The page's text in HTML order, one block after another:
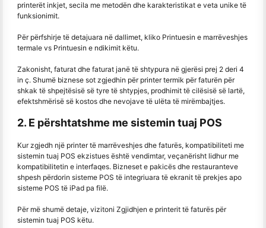
printerët inkjet, secila me metodën dhe karakteristikat e veta unike të
funksionimit.
Për përfshirje të detajuara në dallimet, kliko Printuesin e marrëveshjes
termale vs Printuesin e ndikimit këtu.
Zakonisht, faturat dhe faturat janë të shtypura në gjerësi prej 2 deri 4
in ç. Shumë biznese sot zgjedhin për printer termik për faturën për
shkak të shpejtësisë së tyre të shtypjes, prodhimit të cilësisë së lartë,
efektshmërisë së kostos dhe nevojave të ulëta të mirëmbajtjes.
2. E përshtatshme me sistemin tuaj POS
Kur zgjedh një printer të marrëveshjes dhe faturës, kompatibiliteti me
sistemin tuaj POS ekzistues është vendimtar, veçanërisht lidhur me
kompatibilitetin e interfaqes. Bizneset e pakicës dhe restauranteve
shpesh përdorin sisteme POS të integriuara të ekranit të prekjes apo
sisteme POS të iPad pa filë.
Për më shumë detaje, vizitoni Zgjidhjen e printerit të faturës për
sistemin tuaj POS këtu.